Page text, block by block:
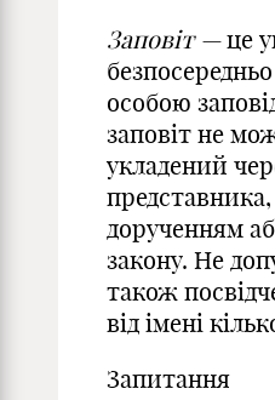
Заповіт —це
особою
заповіт не
укладений
дорученням
закону. Не
також
від імені
Запитання